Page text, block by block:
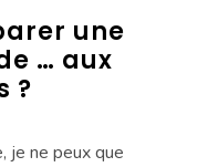
une
… aux
?
je ne peux que